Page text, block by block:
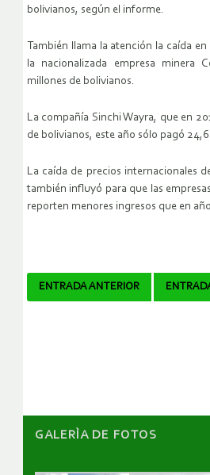
bolivianos, según el informe.
También llama la atención la caída
la nacionalizada empresa minera
millones de bolivianos.
La compañía Sinchi Wayra, que en
de bolivianos, este año sólo pagó
La caída de precios internacionales
también influyó para que las
reporten menores ingresos que en
Navegador
ENTRADA ANTERIOR
GALERÌA DE FOTOS